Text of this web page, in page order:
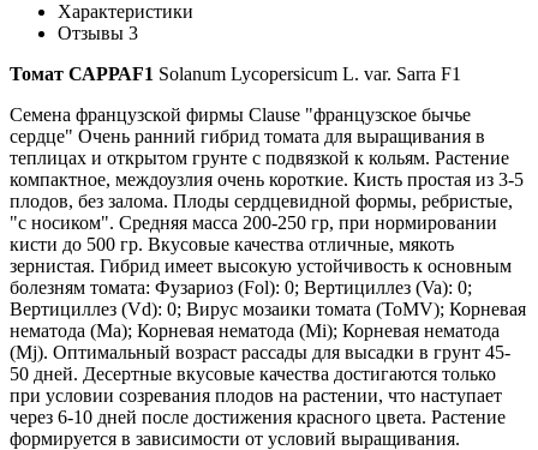
Характеристики
Отзывы 3
Томат САРРАF1 Solanum Lycopersicum L. var. Sarra F1
Семена французской фирмы Clause "французское бычье
сердце" Очень ранний гибрид томата для выращивания в
теплицах и открытом грунте с подвязкой к кольям. Растение
компактное, междоузлия очень короткие. Кисть простая из 3-5
плодов, без залома. Плоды сердцевидной формы, ребристые,
"с носиком". Средняя масса 200-250 гр, при нормировании
кисти до 500 гр. Вкусовые качества отличные, мякоть
зернистая. Гибрид имеет высокую устойчивость к основным
болезням томата: Фузариоз (Fol): 0; Вертициллез (Va): 0;
Вертициллез (Vd): 0; Вирус мозаики томата (ToMV); Корневая
нематода (Ma); Корневая нематода (Mi); Корневая нематода
(Mj). Оптимальный возраст рассады для высадки в грунт 45-
50 дней. Десертные вкусовые качества достигаются только
при условии созревания плодов на растении, что наступает
через 6-10 дней после достижения красного цвета. Растение
формируется в зависимости от условий выращивания.